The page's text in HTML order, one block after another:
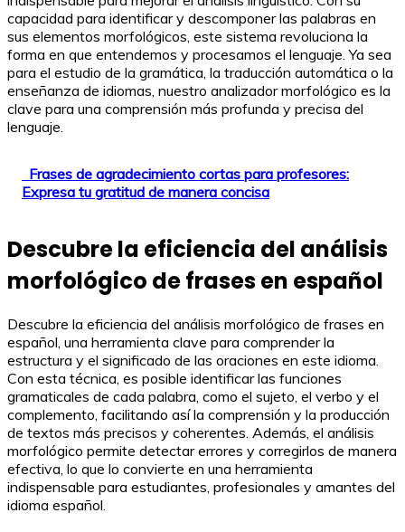
capacidad para identificar y descomponer las palabras en
sus elementos morfológicos, este sistema revoluciona la
forma en que entendemos y procesamos el lenguaje. Ya sea
para el estudio de la gramática, la traducción automática o la
enseñanza de idiomas, nuestro analizador morfológico es la
clave para una comprensión más profunda y precisa del
lenguaje.
Frases de agradecimiento cortas para profesores:
Expresa tu gratitud de manera concisa
Descubre la eficiencia del análisis
morfológico de frases en español
Descubre la eficiencia del análisis morfológico de frases en
español, una herramienta clave para comprender la
estructura y el significado de las oraciones en este idioma.
Con esta técnica, es posible identificar las funciones
gramaticales de cada palabra, como el sujeto, el verbo y el
complemento, facilitando así la comprensión y la producción
de textos más precisos y coherentes. Además, el análisis
morfológico permite detectar errores y corregirlos de manera
efectiva, lo que lo convierte en una herramienta
indispensable para estudiantes, profesionales y amantes del
idioma español.